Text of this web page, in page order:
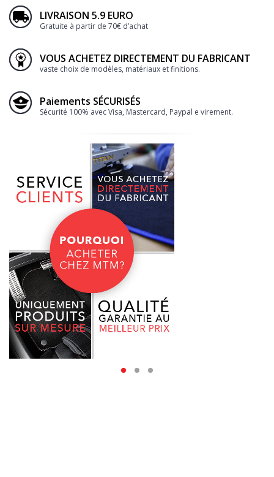
LIVRAISON 5.9 EURO
Gratuite à partir de 70€ d’achat
VOUS ACHETEZ DIRECTEMENT DU FABRICANT
vaste choix de modèles, matériaux et finitions.
Paiements SÉCURISÉS
Sécurité 100% avec Visa, Mastercard, Paypal e virement.